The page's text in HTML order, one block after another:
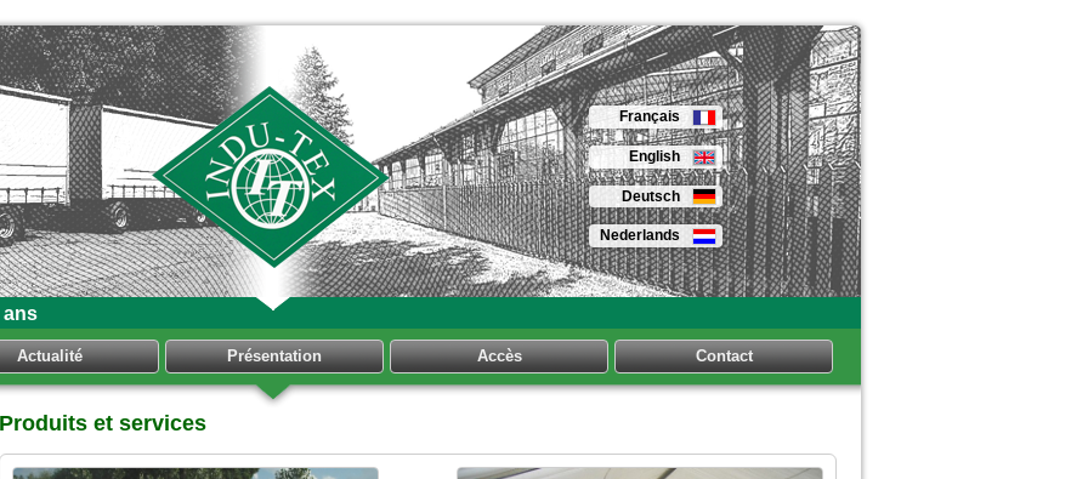
ans
Français
English
Deutsch
Nederlands
Actualité Présentation Accès Contact
Produits et services